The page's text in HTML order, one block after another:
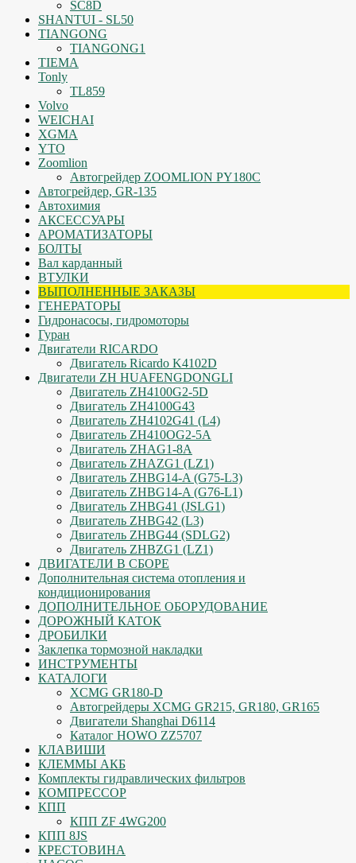
SC8D
SHANTUI - SL50
TIANGONG
TIANGONG1
TIEMA
Tonly
TL859
Volvo
WEICHAI
XGMA
YTO
Zoomlion
Автогрейдер ZOOMLION PY180C
Автогрейдер, GR-135
Автохимия
АКСЕССУАРЫ
АРОМАТИЗАТОРЫ
БОЛТЫ
Вал карданный
ВТУЛКИ
ВЫПОЛНЕННЫЕ ЗАКАЗЫ
ГЕНЕРАТОРЫ
Гидронасосы, гидромоторы
Гуран
Двигатели RICARDO
Двигатель Ricardo K4102D
Двигатели ZH HUAFENGDONGLI
Двигатель ZH4100G2-5D
Двигатель ZH4100G43
Двигатель ZH4102G41 (L4)
Двигатель ZH410OG2-5A
Двигатель ZHAG1-8A
Двигатель ZHAZG1 (LZ1)
Двигатель ZHBG14-A (G75-L3)
Двигатель ZHBG14-A (G76-L1)
Двигатель ZHBG41 (JSLG1)
Двигатель ZHBG42 (L3)
Двигатель ZHBG44 (SDLG2)
Двигатель ZHBZG1 (LZ1)
ДВИГАТЕЛИ В СБОРЕ
Дополнительная система отопления и
кондиционирования
ДОПОЛНИТЕЛЬНОЕ ОБОРУДОВАНИЕ
ДОРОЖНЫЙ КАТОК
ДРОБИЛКИ
Заклепка тормозной накладки
ИНСТРУМЕНТЫ
КАТАЛОГИ
XCMG GR180-D
Автогрейдеры XCMG GR215, GR180, GR165
Двигатели Shanghai D6114
Каталог HOWO ZZ5707
КЛАВИШИ
КЛЕММЫ АКБ
Комплекты гидравлических фильтров
КОМПРЕССОР
КПП
КПП ZF 4WG200
КПП 8JS
КРЕСТОВИНА